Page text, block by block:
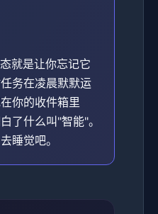
就是让你忘记它
务在凌晨默默运
你的收件箱里
什么叫"智能"。
睡觉吧。